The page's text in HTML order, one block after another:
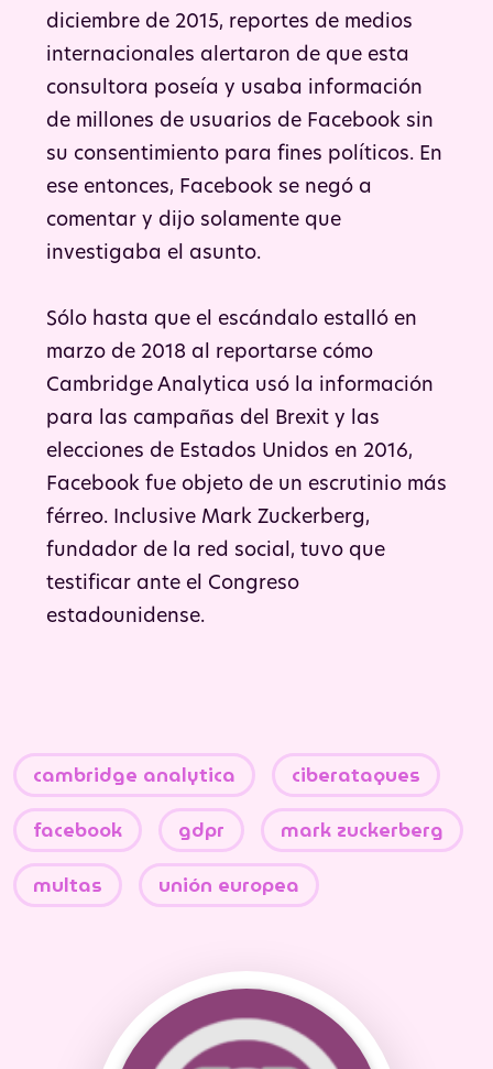
diciembre de 2015, reportes de medios
internacionales alertaron de que esta
consultora poseía y usaba información
de millones de usuarios de Facebook sin
su consentimiento para fines políticos. En
ese entonces, Facebook se negó a
comentar y dijo solamente que
investigaba el asunto.
Sólo hasta que el escándalo estalló en
marzo de 2018 al reportarse cómo
Cambridge Analytica usó la información
para las campañas del Brexit y las
elecciones de Estados Unidos en 2016,
Facebook fue objeto de un escrutinio más
férreo. Inclusive Mark Zuckerberg,
fundador de la red social, tuvo que
testificar ante el Congreso
estadounidense.
cambridge analytica
ciberataques
facebook
gdpr
mark zuckerberg
multas
unión europea